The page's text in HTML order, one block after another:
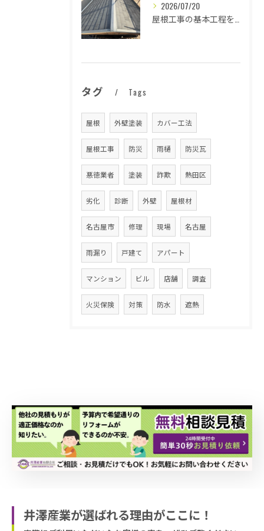
2026/07/20
タグ Tags
屋根 外壁塗装 カバー工法
屋根工事 防災 雨樋 防災瓦
悪徳業者 塗装 詐欺 熱田区
劣化 診断 外壁 屋根材
名古屋市 修理 現場 名古屋
雨漏り 戸建て アパート
マンション ビル 店舗 調査
火災保険 対策 防水 遮熱
井澤産業が選ばれる理由がここに！